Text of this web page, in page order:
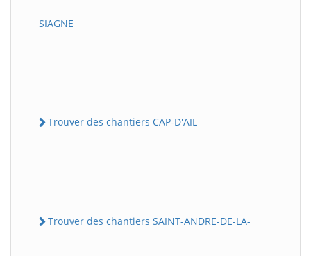
SIAGNE
Trouver des chantiers CAP-D'AIL
Trouver des chantiers SAINT-ANDRE-DE-LA-